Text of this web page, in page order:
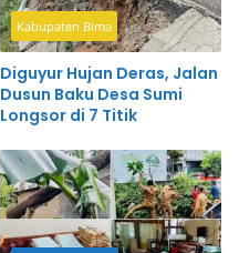
Kabupaten Bima
Diguyur Hujan Deras, Jalan
Dusun Baku Desa Sumi
Longsor di 7 Titik